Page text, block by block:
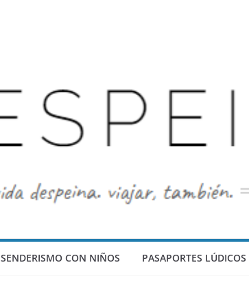
SENDERISMO CON NIÑOS PASAPORTES LÚDICOS